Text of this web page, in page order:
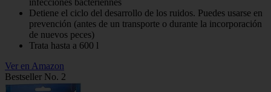
infecciones bactériennes
Detiene el ciclo del desarrollo de los ruidos. Puedes usarse en
prevención (antes de un transporte o durante la incorporación
de nuevos peces)
Trata hasta a 600 l
Ver en Amazon
Bestseller No. 2